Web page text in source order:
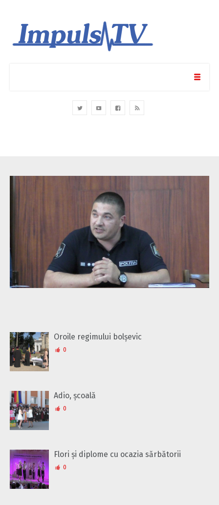
Oroile regimului bolșevic
0
Adio, școală
0
Flori și diplome cu ocazia sărbătorii
0